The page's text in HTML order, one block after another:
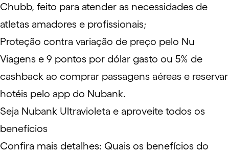
Chubb, feito para atender as necessidades de
atletas amadores e profissionais;
Proteção contra variação de preço pelo Nu
Viagens e 9 pontos por dólar gasto ou 5% de
cashback ao comprar passagens aéreas e reservar
hotéis pelo app do Nubank.
Seja Nubank Ultravioleta e aproveite todos os
benefícios
Confira mais detalhes: Quais os benefícios do